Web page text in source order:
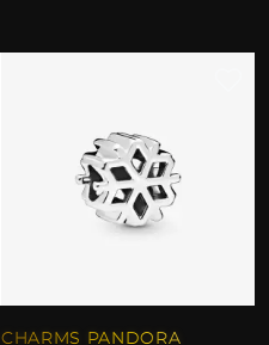
CHARMS PANDORA